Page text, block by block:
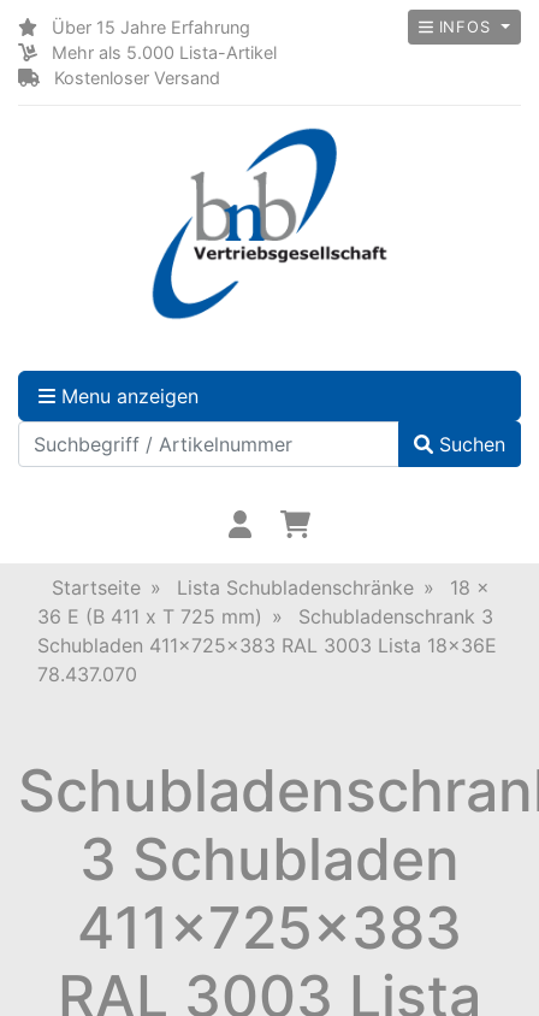
INFOS
Über 15 Jahre Erfahrung
Mehr als 5.000 Lista-Artikel
Kostenloser Versand
Menu anzeigen
Suchen
Startseite » Lista Schubladenschränke »
18 x
36 E (B 411 x T 725 mm) »
Schubladenschrank 3
Schubladen 411x725x383 RAL 3003 Lista 18x36E
78.437.070
3 Schubladen
411x725x383
RAL 3003 Lista